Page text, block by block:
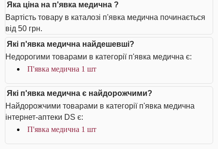
Яка ціна на п'явка медична ?
Вартість товару в каталозі п'явка медична починається
від 50 грн.
Які п'явка медична найдешевші?
Недорогими товарами в категорії п'явка медична є:
П'явка медична 1 шт
Які п'явка медична є найдорожчими?
Найдорожчими товарами в категорії п'явка медична
інтернет-аптеки DS є:
П'явка медична 1 шт